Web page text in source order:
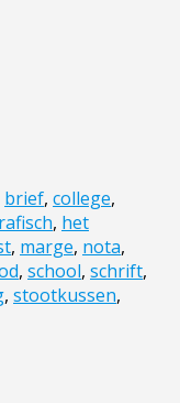
brief, college,
, het
, marge, nota,
, school, schrift,
, stootkussen,